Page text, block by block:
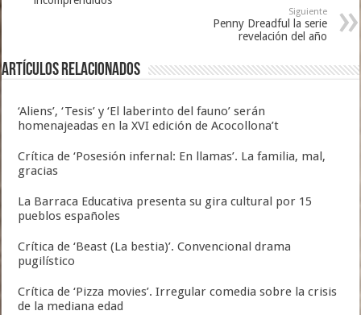
Siguiente
Penny Dreadful la serie
revelación del año
Artículos relacionados
‘Aliens’, ‘Tesis’ y ‘El laberinto del fauno’ serán
homenajeadas en la XVI edición de Acocollona’t
Crítica de ‘Posesión infernal: En llamas’. La familia, mal,
gracias
La Barraca Educativa presenta su gira cultural por 15
pueblos españoles
Crítica de ‘Beast (La bestia)’. Convencional drama
pugilístico
Crítica de ‘Pizza movies’. Irregular comedia sobre la crisis
de la mediana edad